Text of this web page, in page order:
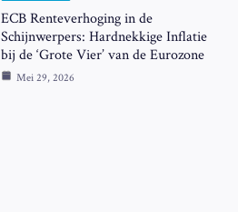
ECB Renteverhoging in de
Schijnwerpers: Hardnekkige Inflatie
bij de ‘Grote Vier’ van de Eurozone
Mei 29, 2026